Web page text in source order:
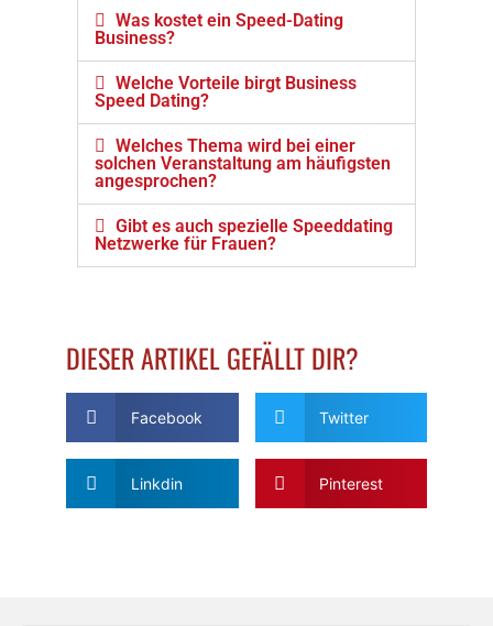
Was kostet ein Speed-Dating
Business?
Welche Vorteile birgt Business
Speed Dating?
Welches Thema wird bei einer
solchen Veranstaltung am häufigsten
angesprochen?
Gibt es auch spezielle Speeddating
Netzwerke für Frauen?
DIESER ARTIKEL GEFÄLLT DIR?
Facebook Twitter
Linkdin Pinterest